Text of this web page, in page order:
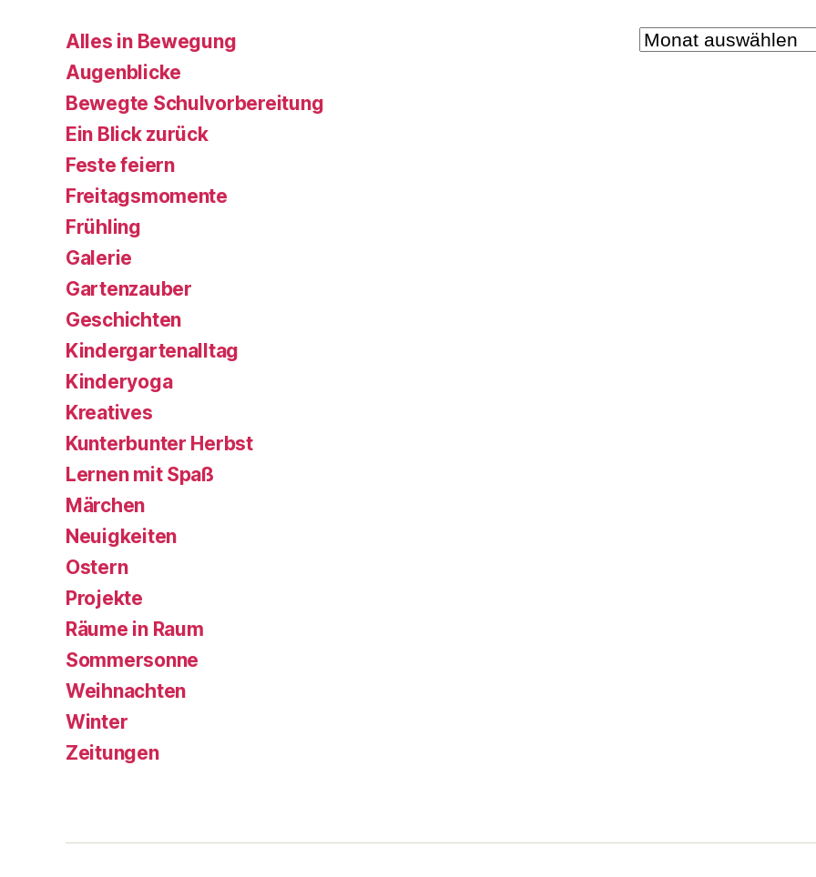
Alles in Bewegung
Augenblicke
Bewegte Schulvorbereitung
Ein Blick zurück
Feste feiern
Freitagsmomente
Frühling
Galerie
Gartenzauber
Geschichten
Kindergartenalltag
Kinderyoga
Kreatives
Kunterbunter Herbst
Lernen mit Spaß
Märchen
Neuigkeiten
Ostern
Projekte
Räume in Raum
Sommersonne
Weihnachten
Winter
Zeitungen
Archiv